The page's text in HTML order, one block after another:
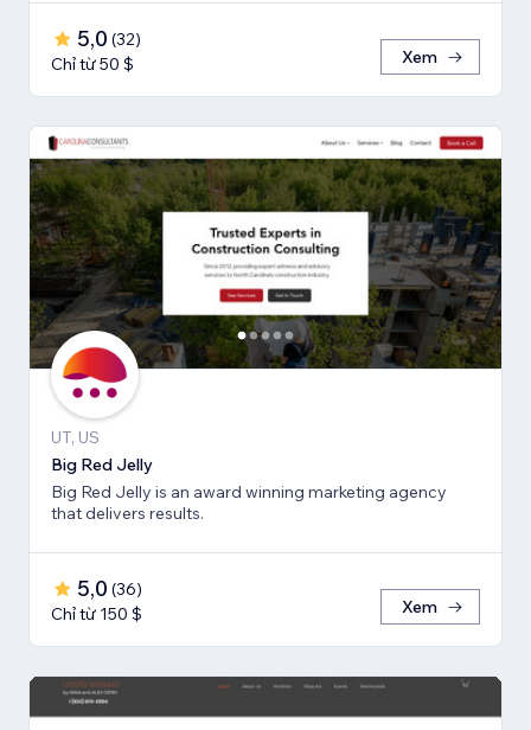
5,0 (32)
Chỉ từ 50 $
Xem
UT, US
Big Red Jelly
Big Red Jelly is an award winning marketing agency
that delivers results.
5,0 (36)
Chỉ từ 150 $
Xem